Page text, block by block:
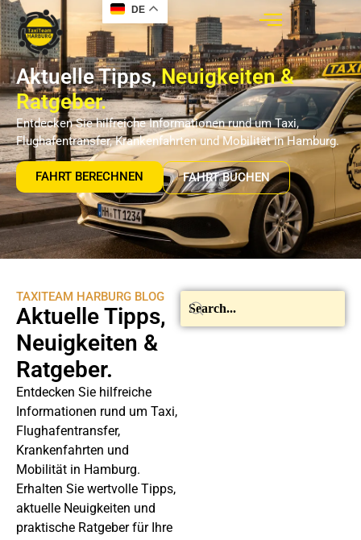
DE
Aktuelle Tipps,Neuigkeiten &
Ratgeber.
Entdecken Sie hilfreiche Informationen rund um Taxi,
Flughafentransfer, Krankenfahrten und Mobilität in Hamburg.
FAHRT BERECHNEN FAHRT BUCHEN
TAXITEAM HARBURG BLOG
Aktuelle Tipps,
Neuigkeiten &
Ratgeber.
Entdecken Sie hilfreiche
Informationen rund um Taxi,
Flughafentransfer,
Krankenfahrten und
Mobilität in Hamburg.
Erhalten Sie wertvolle Tipps,
aktuelle Neuigkeiten und
praktische Ratgeber für Ihre